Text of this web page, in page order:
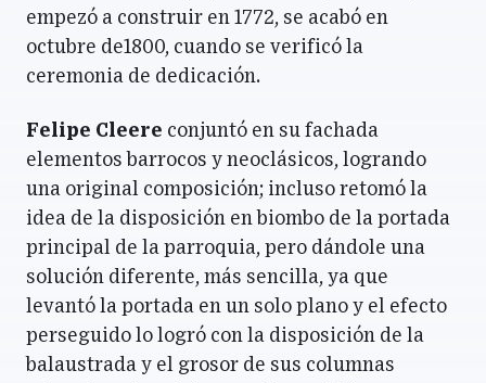
empezó a construir en 1772, se acabó en
octubre de1800, cuando se verificó la
ceremonia de dedicación.
Felipe Cleere conjuntó en su fachada
elementos barrocos y neoclásicos, logrando
una original composición; incluso retomó la
idea de la disposición en biombo de la portada
principal de la parroquia, pero dándole una
solución diferente, más sencilla, ya que
levantó la portada en un solo plano y el efecto
perseguido lo logró con la disposición de la
balaustrada y el grosor de sus columnas